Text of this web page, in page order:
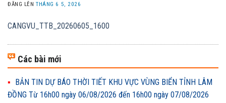
ĐĂNG LÊNTHÁNG 6 5, 2026
CANGVU_TTB_20260605_1600
Các bài mới
BẢN TIN DỰ BÁO THỜI TIẾT KHU VỰC VÙNG BIỂN TỈNH LÂM
ĐỒNG Từ 16h00 ngày 06/08/2026 đến 16h00 ngày 07/08/2026